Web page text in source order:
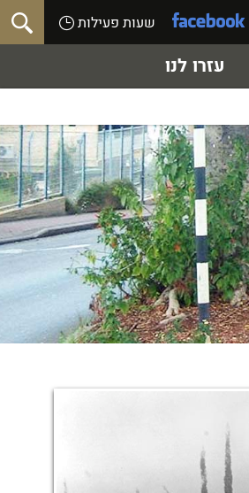
שעות פעילות
עזרו לנו